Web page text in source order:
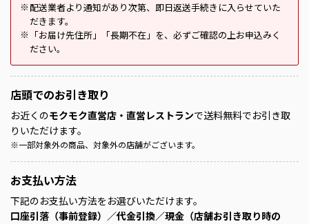
※ 配送業者より通知があり次第、即日返送手続きに入らせていた
だきます。
※
「お届け先住所」「長期不在」を、必ずご確認の上お申込みく
ださい。
店頭でのお引き取り
お近くのモクモク直営店・直営レストランで送料無料でお引き取
りいただけます。
※一部対象外の商品、対象外の店舗がございます。
お支払い方法
下記のお支払い方法をお選びいただけます。
口座引落（事前登録）／代金引換／現金（店舗お引き取り時の